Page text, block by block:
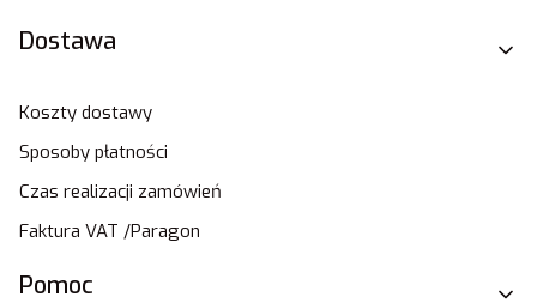
Dostawa
Koszty dostawy
Sposoby płatności
Czas realizacji zamówień
Faktura VAT /Paragon
Pomoc